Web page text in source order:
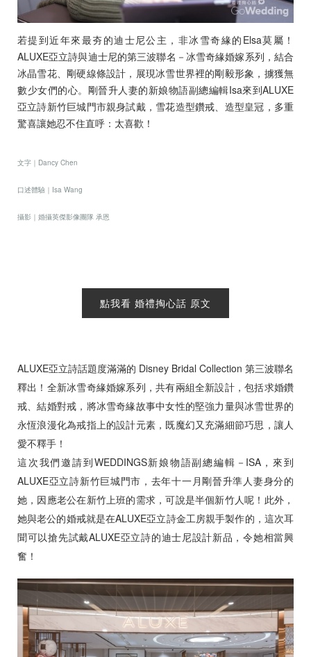
黃金金飾
關於ALUXE
嚴選鑽石
最新消息
若提到近年來最夯的迪士尼公主，非冰雪奇緣的Elsa莫屬！
ALUXE亞立詩與迪士尼的第三波聯名－冰雪奇緣婚嫁系列，結合
冰晶雪花、剛硬線條設計，展現冰雪世界裡的剛毅形象，擄獲無
數少女們的心。剛晉升人妻的新娘物語副總編輯Isa來到ALUXE
亞立詩新竹巨城門市親身試戴，雪花造型鑽戒、造型皇冠，多重
驚喜讓她忍不住直呼：太喜歡！
文字｜ Dancy Chen
口述體驗｜ Isa Wang
攝影｜ 婚攝英傑影像團隊 承恩
點我看 婚禮掏心話 原文
ALUXE亞立詩話題度滿滿的 Disney Bridal Collection 第三波聯名
釋出！全新冰雪奇緣婚嫁系列，共有兩組全新設計，包括求婚鑽
戒、結婚對戒，將冰雪奇緣故事中女性的堅強力量與冰雪世界的
永恆浪漫化為戒指上的設計元素，既魔幻又充滿細節巧思，讓人
愛不釋手！
這次我們邀請到WEDDINGS新娘物語副總編輯－ISA，來到
ALUXE亞立詩新竹巨城門市，去年十一月剛晉升準人妻身分的
她，因應老公在新竹上班的需求，可說是半個新竹人呢！此外，
她與老公的婚戒就是在ALUXE亞立詩金工房親手製作的，這次耳
聞可以搶先試戴ALUXE亞立詩的迪士尼設計新品，令她相當興
奮！